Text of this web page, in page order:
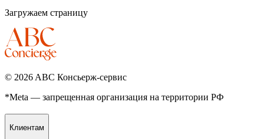
Загружаем страницу
© 2026 ABC Консьерж-сервис
*Meta — запрещенная организация на территории РФ
Клиентам